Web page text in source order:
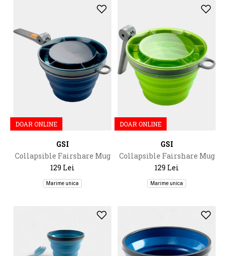
DOAR ONLINE
GSI
Collapsible Fairshare Mug
129 Lei
Marime unica
DOAR ONLINE
GSI
Collapsible Fairshare Mug
129 Lei
Marime unica